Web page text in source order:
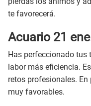
te favorecerá.
Acuario 21
Has perfeccionado tus
labor más eficiencia.
retos profesionales.
muy favorables.